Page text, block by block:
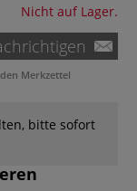
Nicht auf Lager.
Merkzettel
bitte sofort